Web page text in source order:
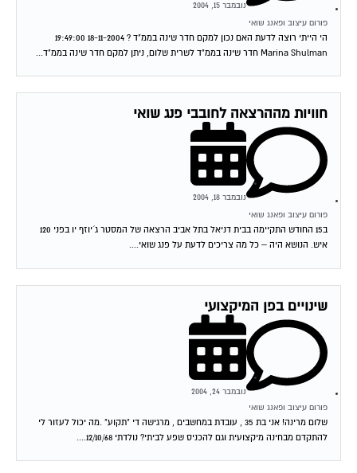
פורום עיצוב ופאנג שואי
נובמבר 15, 2004
הי הייתי רוצה לדעת האם נכון למקם חדר שינה בממ"ד ? 18-11-2004 19:49:00
Marina Shulman חדר שינה בממ"ד לשרית שלום, ניתן למקם חדר שינה בממ"ד...
חוויות מההרצאה לחובבי פנג שואי
פורום עיצוב ופאנג שואי
נובמבר 18, 2004
ב15 החודש התקיימה בבית דניאל בתל אביב הרצאה של המסטר ג´יוזף יו בפני 120
איש. הנושא היה – כל מה צריכים לדעת על פנג שואי....
שינויים בפן המיקצועי
פורום עיצוב ופאנג שואי
נובמבר 24, 2004
שלום מרינה! אני בת 35 , עובדת במחשבים , מרגישה די "תקוע" .מה יכול לעזור לי
להתקדם מבחינה מיקצועית וגם להכניס שפע לביתי? נולדתי 12/10/68....